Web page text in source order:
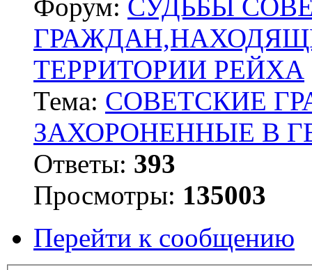
Форум: СУДЬБЫ
ТЕРРИТОРИИ РЕЙХА
Тема: СОВЕТСКИЕ
ЗАХОРОНЕННЫЕ В
Ответы: 393
Просмотры: 135003
Перейти к сообщению